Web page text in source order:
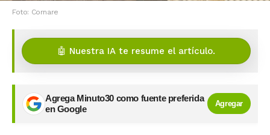
Foto: Cornare
🤖 Nuestra IA te resume el artículo.
Agrega Minuto30 como fuente preferida
en Google
Agregar